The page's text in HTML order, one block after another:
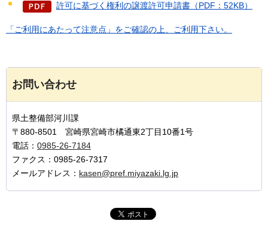
許可に基づく権利の譲渡許可申請書（PDF：52KB）
「ご利用にあたって注意点」をご確認の上、ご利用下さい。
お問い合わせ
県土整備部河川課
〒880-8501 宮崎県宮崎市橘通東2丁目10番1号
電話： 0985-26-7184
ファクス：0985-26-7317
メールアドレス： kasen@pref.miyazaki.lg.jp